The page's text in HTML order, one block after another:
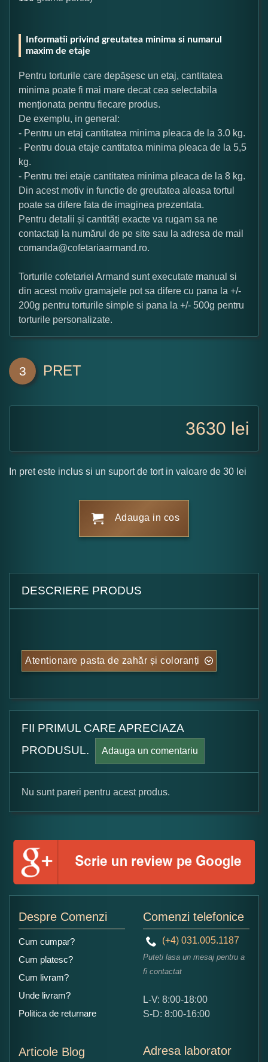
Informatii privind greutatea minima si numarul
maxim de etaje
Pentru torturile care depășesc un etaj, cantitatea
minima poate fi mai mare decat cea selectabila
menționata pentru fiecare produs.
De exemplu, in general:
- Pentru un etaj cantitatea minima pleaca de la 3.0 kg.
- Pentru doua etaje cantitatea minima pleaca de la 5,5
kg.
- Pentru trei etaje cantitatea minima pleaca de la 8 kg.
Din acest motiv in functie de greutatea aleasa tortul
poate sa difere fata de imaginea prezentata.
Pentru detalii și cantități exacte va rugam sa ne
contactați la numărul de pe site sau la adresa de mail
comanda@cofetariaarmand.ro.
Torturile cofetariei Armand sunt executate manual si
din acest motiv gramajele pot sa difere cu pana la +/-
200g pentru torturile simple si pana la +/- 500g pentru
torturile personalizate.
3 PRET
3630 lei
In pret este inclus si un suport de tort in valoare de 30 lei
Adauga in cos
DESCRIERE PRODUS
Atentionare pasta de zahăr și coloranți
FII PRIMUL CARE APRECIAZA
PRODUSUL.
Adauga un comentariu
Formular pareri client
Numele dumneavoastra:
Ce nota acordati acestui produs?
5
Nu sunt pareri pentru acest produs.
Despre Comenzi
Cum cumpar?
Cum platesc?
Cum livram?
Unde livram?
Politica de returnare
Articole Blog
Comenzi telefonice
(+4) 031.005.1187
Puteti lasa un mesaj pentru a
fi contactat
L-V: 8:00-18:00
S-D: 8:00-16:00
Adresa laborator